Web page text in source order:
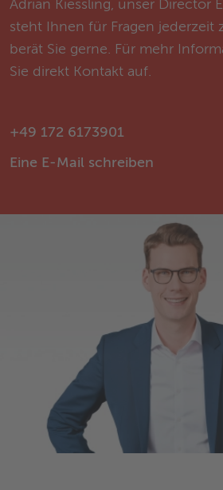
Adrian Kiessling, unser Director
steht Ihnen für Fragen jederzeit
berät Sie gerne. Für mehr
Sie direkt Kontakt auf.
+49 172 6173901
Eine E-Mail schreiben